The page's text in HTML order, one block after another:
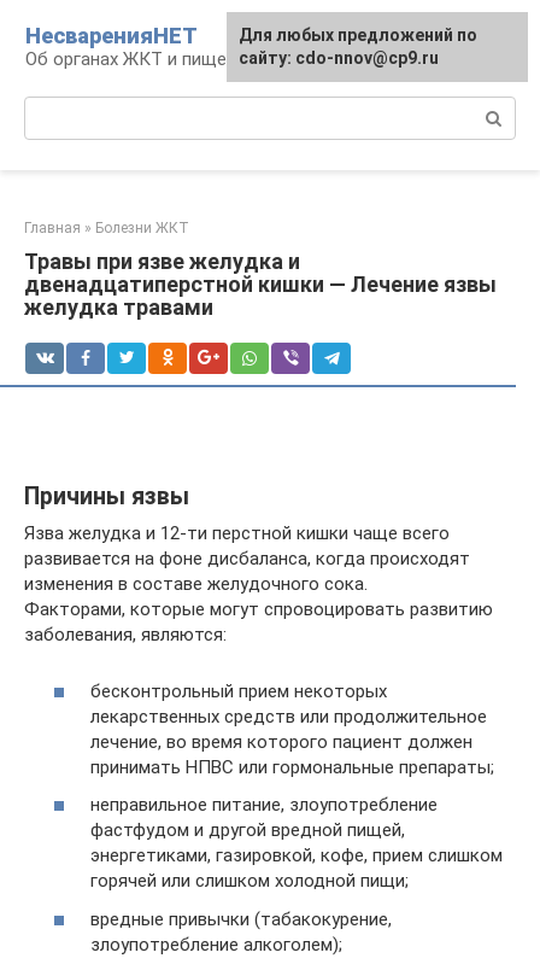
контенту
НесваренияНЕТ
Об органах ЖКТ и пищеварении
Главная » Болезни ЖКТ
Травы при язве желудка и
двенадцатиперстной кишки — Лечение язвы
желудка травами
Причины язвы
Язва желудка и 12-ти перстной кишки чаще всего
развивается на фоне дисбаланса, когда происходят
изменения в составе желудочного сока.
Факторами, которые могут спровоцировать развитию
заболевания, являются:
бесконтрольный прием некоторых
лекарственных средств или продолжительное
лечение, во время которого пациент должен
принимать НПВС или гормональные препараты;
неправильное питание, злоупотребление
фастфудом и другой вредной пищей,
энергетиками, газировкой, кофе, прием слишком
горячей или слишком холодной пищи;
вредные привычки (табакокурение,
злоупотребление алкоголем);
Для любых предложений по
сайту: cdo-nnov@cp9.ru